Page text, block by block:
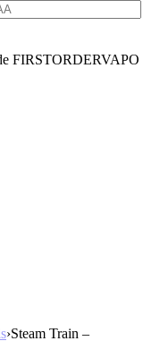
FIRSTORDERVAPO
›Steam Train –